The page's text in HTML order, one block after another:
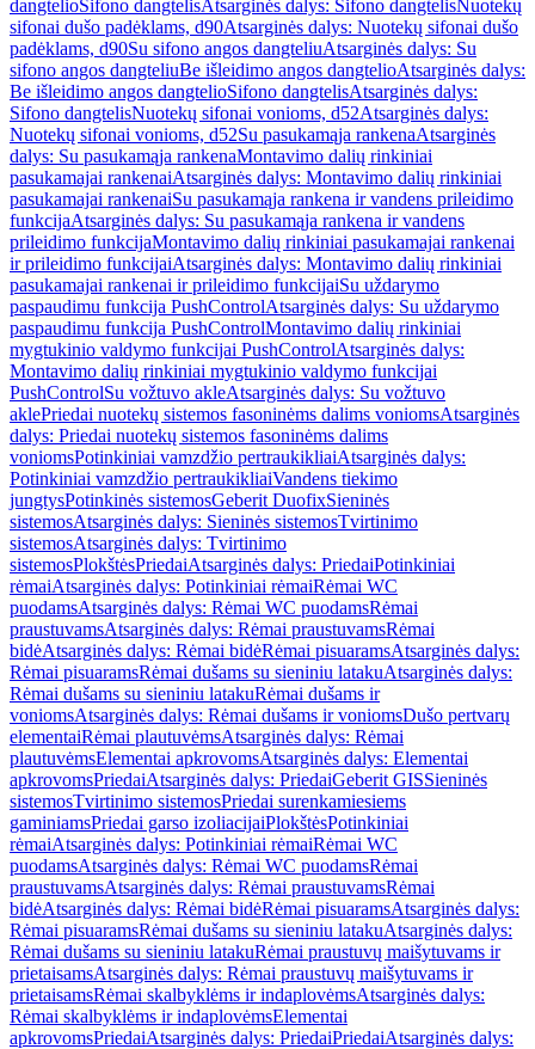
dangtelioSifono dangtelisAtsarginės dalys: Sifono dangtelisNuotekų
sifonai dušo padėklams, d90Atsarginės dalys: Nuotekų sifonai dušo
padėklams, d90Su sifono angos dangteliuAtsarginės dalys: Su
sifono angos dangteliuBe išleidimo angos dangtelioAtsarginės dalys:
Be išleidimo angos dangtelioSifono dangtelisAtsarginės dalys:
Sifono dangtelisNuotekų sifonai vonioms, d52Atsarginės dalys:
Nuotekų sifonai vonioms, d52Su pasukamąja rankenaAtsarginės
dalys: Su pasukamąja rankenaMontavimo dalių rinkiniai
pasukamajai rankenaiAtsarginės dalys: Montavimo dalių rinkiniai
pasukamajai rankenaiSu pasukamąja rankena ir vandens prileidimo
funkcijaAtsarginės dalys: Su pasukamąja rankena ir vandens
prileidimo funkcijaMontavimo dalių rinkiniai pasukamajai rankenai
ir prileidimo funkcijaiAtsarginės dalys: Montavimo dalių rinkiniai
pasukamajai rankenai ir prileidimo funkcijaiSu uždarymo
paspaudimu funkcija PushControlAtsarginės dalys: Su uždarymo
paspaudimu funkcija PushControlMontavimo dalių rinkiniai
mygtukinio valdymo funkcijai PushControlAtsarginės dalys:
Montavimo dalių rinkiniai mygtukinio valdymo funkcijai
PushControlSu vožtuvo akleAtsarginės dalys: Su vožtuvo
aklePriedai nuotekų sistemos fasoninėms dalims voniomsAtsarginės
dalys: Priedai nuotekų sistemos fasoninėms dalims
voniomsPotinkiniai vamzdžio pertraukikliaiAtsarginės dalys:
Potinkiniai vamzdžio pertraukikliaiVandens tiekimo
jungtysPotinkinės sistemosGeberit DuofixSieninės
sistemosAtsarginės dalys: Sieninės sistemosTvirtinimo
sistemosAtsarginės dalys: Tvirtinimo
sistemosPlokštėsPriedaiAtsarginės dalys: PriedaiPotinkiniai
rėmaiAtsarginės dalys: Potinkiniai rėmaiRėmai WC
puodamsAtsarginės dalys: Rėmai WC puodamsRėmai
praustuvamsAtsarginės dalys: Rėmai praustuvamsRėmai
bidėAtsarginės dalys: Rėmai bidėRėmai pisuaramsAtsarginės dalys:
Rėmai pisuaramsRėmai dušams su sieniniu latakuAtsarginės dalys:
Rėmai dušams su sieniniu latakuRėmai dušams ir
voniomsAtsarginės dalys: Rėmai dušams ir voniomsDušo pertvarų
elementaiRėmai plautuvėmsAtsarginės dalys: Rėmai
plautuvėmsElementai apkrovomsAtsarginės dalys: Elementai
apkrovomsPriedaiAtsarginės dalys: PriedaiGeberit GISSieninės
sistemosTvirtinimo sistemosPriedai surenkamiesiems
gaminiamsPriedai garso izoliacijaiPlokštėsPotinkiniai
rėmaiAtsarginės dalys: Potinkiniai rėmaiRėmai WC
puodamsAtsarginės dalys: Rėmai WC puodamsRėmai
praustuvamsAtsarginės dalys: Rėmai praustuvamsRėmai
bidėAtsarginės dalys: Rėmai bidėRėmai pisuaramsAtsarginės dalys:
Rėmai pisuaramsRėmai dušams su sieniniu latakuAtsarginės dalys:
Rėmai dušams su sieniniu latakuRėmai praustuvų maišytuvams ir
prietaisamsAtsarginės dalys: Rėmai praustuvų maišytuvams ir
prietaisamsRėmai skalbyklėms ir indaplovėmsAtsarginės dalys:
Rėmai skalbyklėms ir indaplovėmsElementai
apkrovomsPriedaiAtsarginės dalys: PriedaiPriedaiAtsarginės dalys: